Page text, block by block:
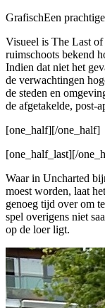
GrafischEen
Visueel is The Last of
ruimschoots bekend
Indien dat niet het
de verwachtingen
de steden en
de afgetakelde, post-
[one_half][/one_half]
[one_half_last][/
Waar in Uncharted
moest worden, laat
genoeg tijd over om
spel overigens niet
op de loer ligt.